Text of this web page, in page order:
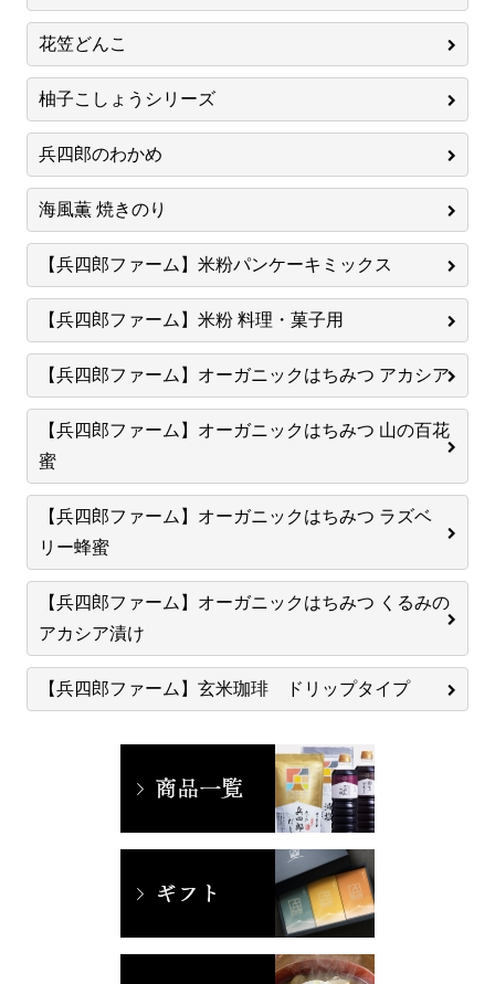
花笠どんこ
柚子こしょうシリーズ
兵四郎のわかめ
海風薫 焼きのり
【兵四郎ファーム】米粉パンケーキミックス
【兵四郎ファーム】米粉 料理・菓子用
【兵四郎ファーム】オーガニックはちみつ アカシア
【兵四郎ファーム】オーガニックはちみつ 山の百花
蜜
【兵四郎ファーム】オーガニックはちみつ ラズベ
リー蜂蜜
【兵四郎ファーム】オーガニックはちみつ くるみの
アカシア漬け
【兵四郎ファーム】玄米珈琲 ドリップタイプ